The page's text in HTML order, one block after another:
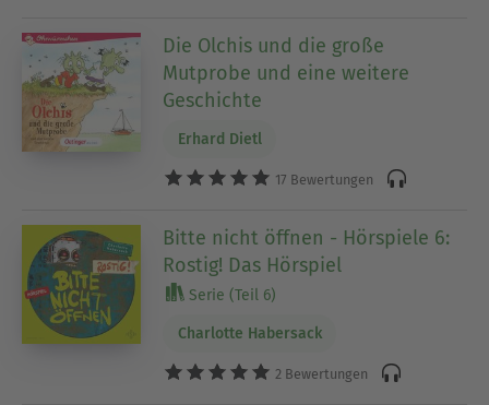
Die Olchis und die große
Mutprobe und eine weitere
Geschichte
Erhard Dietl
17 Bewertungen
Bitte nicht öffnen - Hörspiele 6:
Rostig! Das Hörspiel
Serie (Teil 6)
Charlotte Habersack
2 Bewertungen